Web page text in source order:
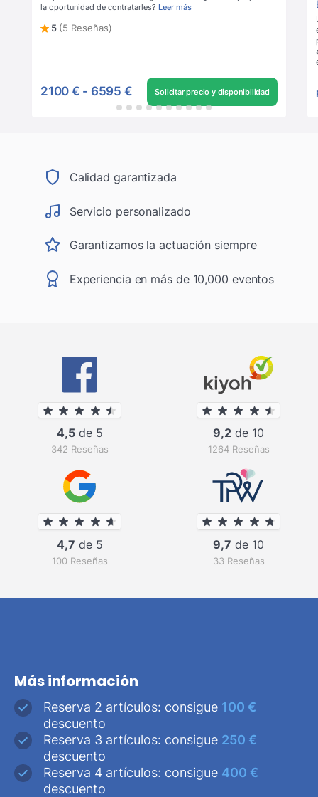
la oportunidad de contratarles? Leer más
5 (5 Reseñas)
2100 € - 6595 € Solicitar precio y disponibilidad
Calidad garantizada
Servicio personalizado
Garantizamos la actuación siempre
Experiencia en más de 10,000 eventos
4,5de 5
342 Reseñas
9,2 de 10
1264 Reseñas
4,7 de 5
100 Reseñas
9,7 de 10
33 Reseñas
Más información
Reserva 2 artículos: consigue 100 €
descuento
Reserva 3 artículos: consigue 250 €
descuento
Reserva 4 artículos: consigue 400 €
descuento